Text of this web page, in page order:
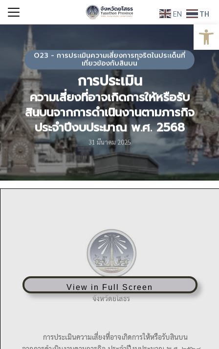
Skip
Search
O23 - การประเมินความเสี่ยงการทุจริตในประเด็นที่
เกี่ยวข้องกับสินบน
การประเมิน
ความเสี่ยงที่อาจเกิดการให้หรือรับ
สินบนจากการดำเนินงานตามภารกิจ
ประจำปีงบประมาณ พ.ศ. 2568
31 มีนาคม 2025
View in Full Screen
EN TH